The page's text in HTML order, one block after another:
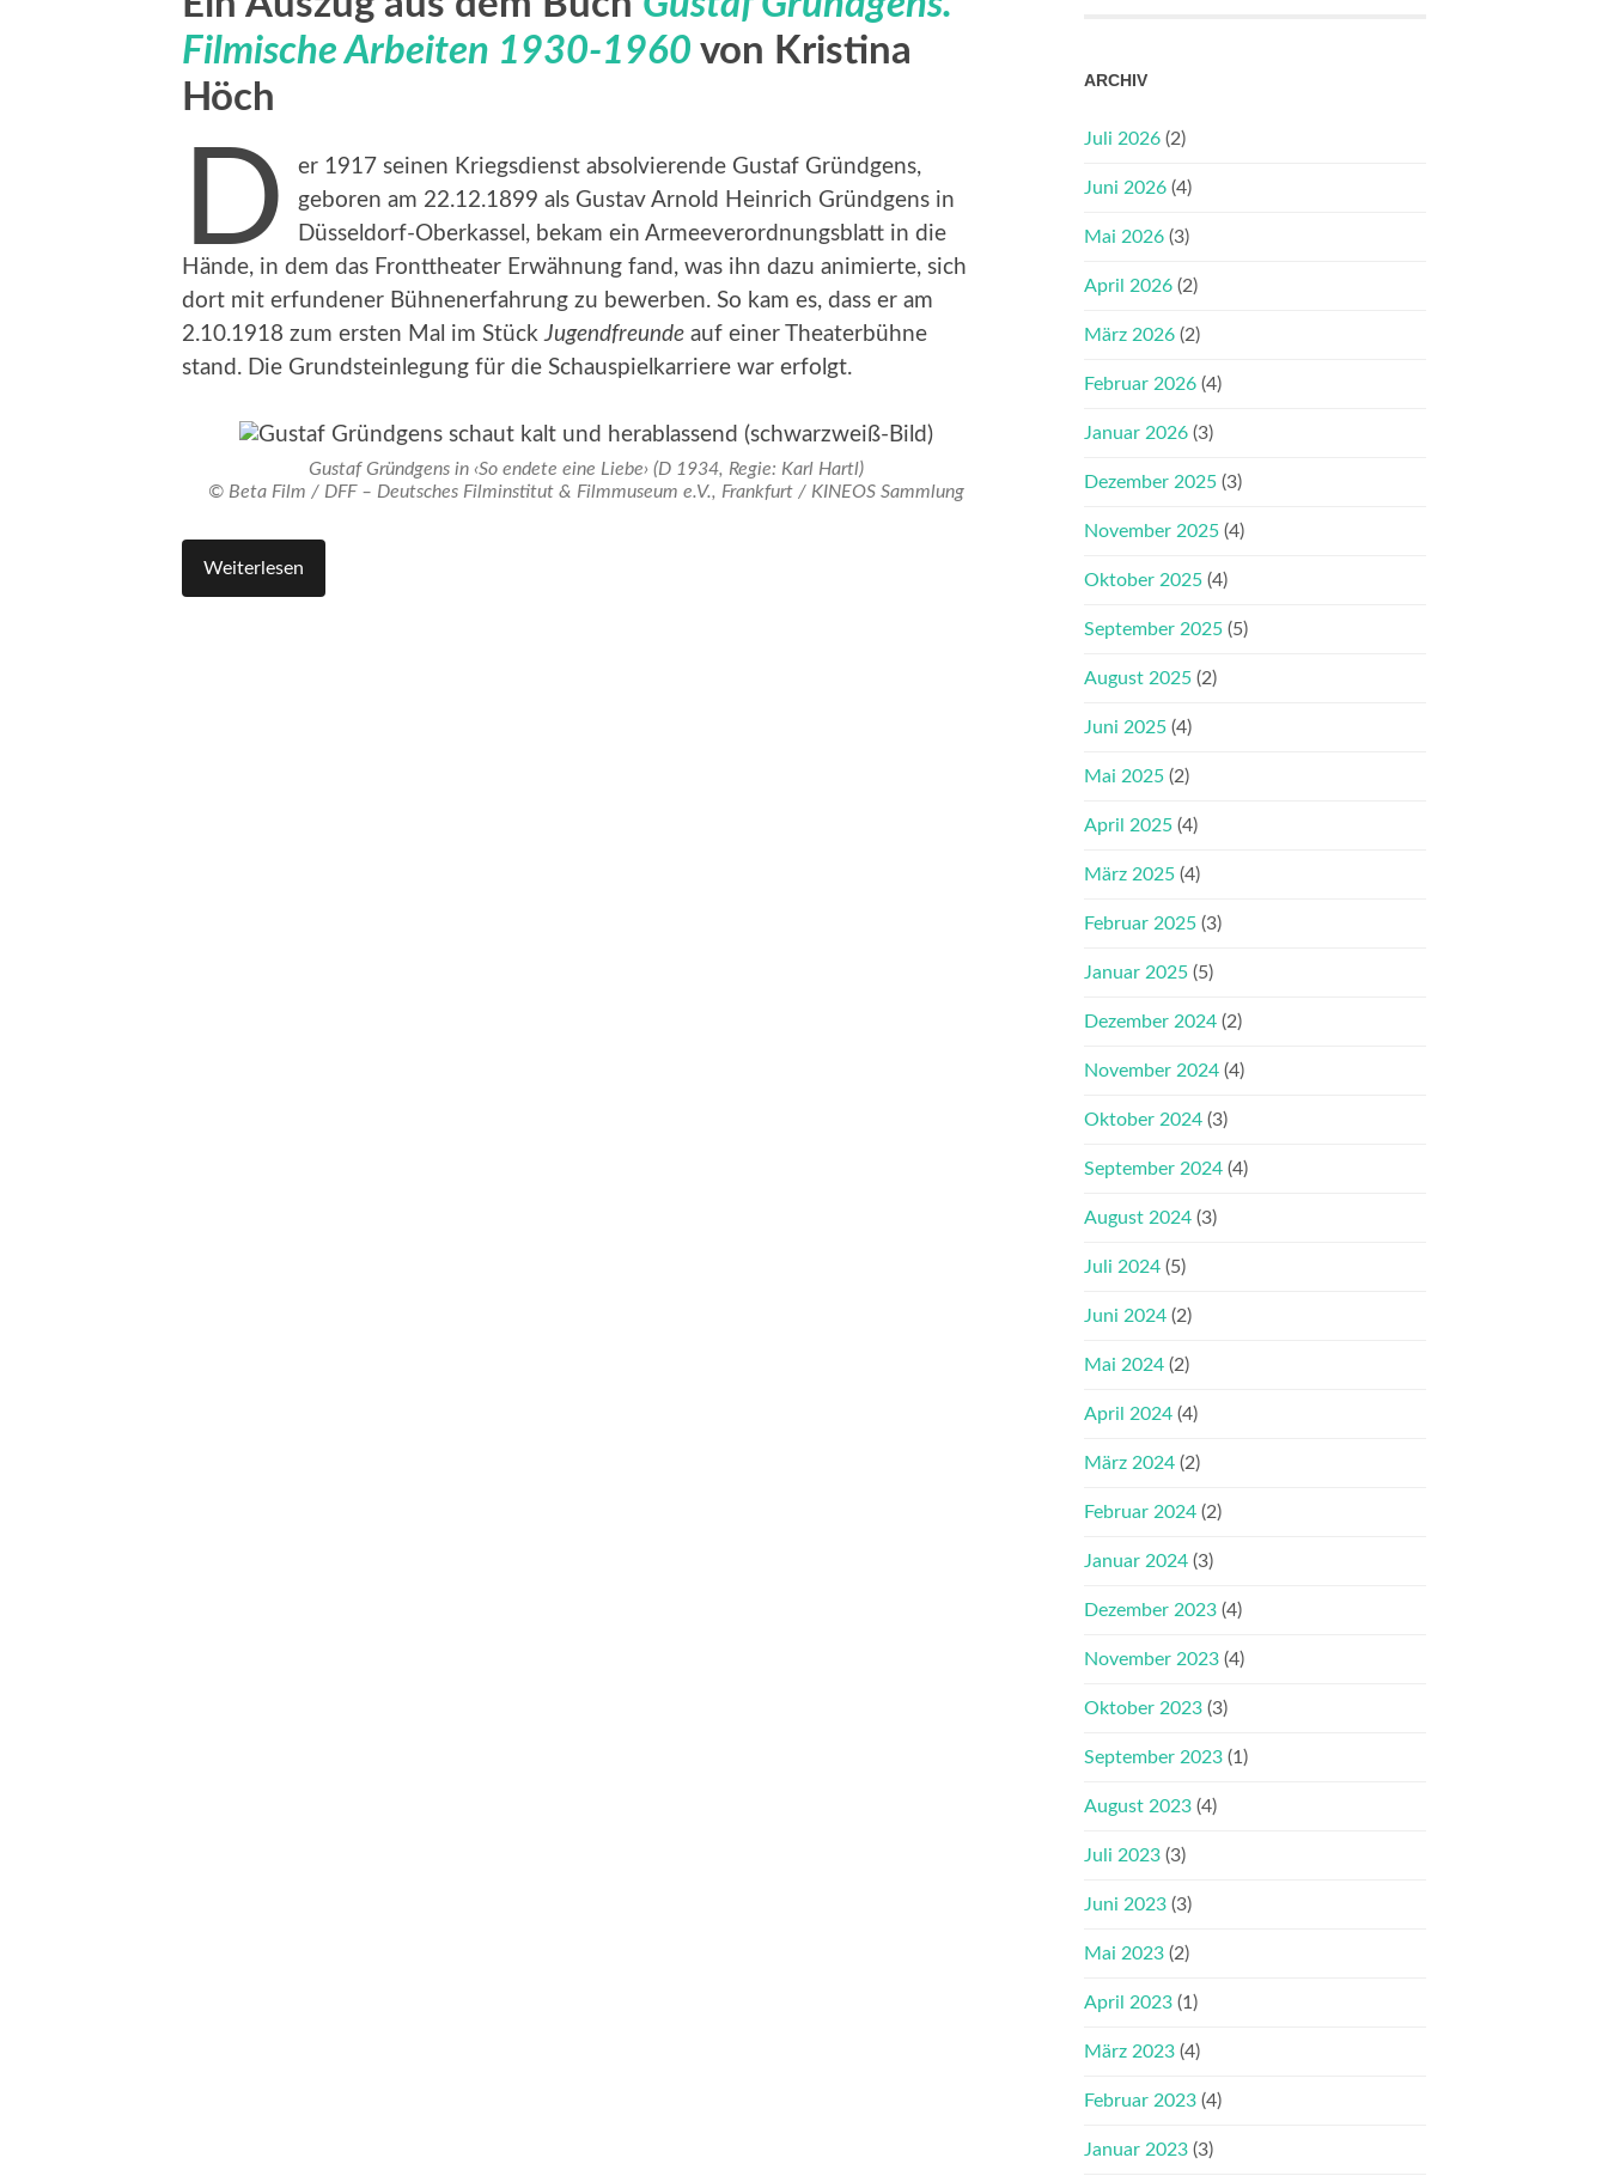
Filmische Arbeiten 1930-1960 von Kristina
Höch
D
er 1917 seinen Kriegsdienst absolvierende Gustaf Gründgens,
geboren am 22.12.1899 als Gustav Arnold Heinrich Gründgens in
Düsseldorf-Oberkassel, bekam ein Armeeverordnungsblatt in die
Hände, in dem das Fronttheater Erwähnung fand, was ihn dazu animierte, sich
dort mit erfundener Bühnenerfahrung zu bewerben. So kam es, dass er am
2.10.1918 zum ersten Mal im StückJugendfreunde auf einer Theaterbühne
stand. Die Grundsteinlegung für die Schauspielkarriere war erfolgt.
Gustaf Gründgens in ‹So endete eine Liebe› (D 1934, Regie: Karl Hartl)
© Beta Film / DFF – Deutsches Filminstitut & Filmmuseum e.V., Frankfurt / KINEOS Sammlung
Weiterlesen
ARCHIV
Juli 2026 (2)
Juni 2026 (4)
Mai 2026 (3)
April 2026 (2)
März 2026 (2)
Februar 2026 (4)
Januar 2026 (3)
Dezember 2025 (3)
November 2025 (4)
Oktober 2025 (4)
September 2025 (5)
August 2025 (2)
Juni 2025 (4)
Mai 2025 (2)
April 2025 (4)
März 2025 (4)
Februar 2025 (3)
Januar 2025 (5)
Dezember 2024 (2)
November 2024 (4)
Oktober 2024 (3)
September 2024 (4)
August 2024 (3)
Juli 2024 (5)
Juni 2024 (2)
Mai 2024 (2)
April 2024 (4)
März 2024 (2)
Februar 2024 (2)
Januar 2024 (3)
Dezember 2023 (4)
November 2023 (4)
Oktober 2023 (3)
September 2023 (1)
August 2023 (4)
Juli 2023 (3)
Juni 2023 (3)
Mai 2023 (2)
April 2023 (1)
März 2023 (4)
Februar 2023 (4)
Januar 2023 (3)